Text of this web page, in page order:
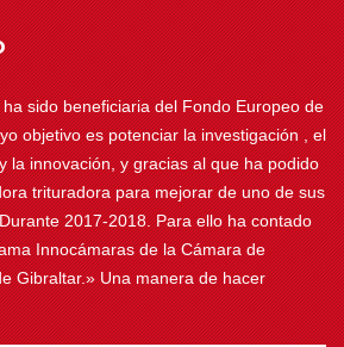
ha sido beneficiaria del Fondo Europeo de
objetivo es potenciar la investigación , el
la innovación, y gracias al que ha podido
trituradora para mejorar de uno de sus
2017-2018. Para ello ha contado
Innocámaras de la Cámara de
Gibraltar.» Una manera de hacer